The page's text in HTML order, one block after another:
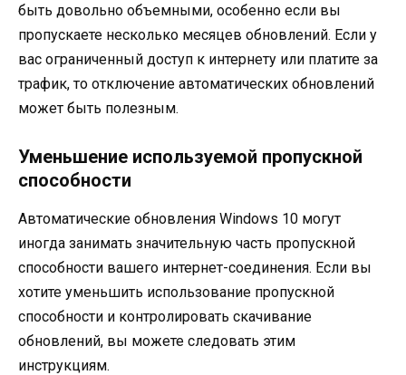
быть довольно объемными, особенно если вы
пропускаете несколько месяцев обновлений. Если у
вас ограниченный доступ к интернету или платите за
трафик, то отключение автоматических обновлений
может быть полезным.
Уменьшение используемой пропускной
способности
Автоматические обновления Windows 10 могут
иногда занимать значительную часть пропускной
способности вашего интернет-соединения. Если вы
хотите уменьшить использование пропускной
способности и контролировать скачивание
обновлений, вы можете следовать этим
инструкциям.